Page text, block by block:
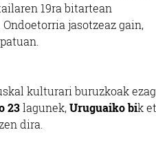
19ra bitartean
Ondoetorria jasotzeaz gain,
kulturari buruzkoak
23lagunek,Uruguaiko bik
dira.